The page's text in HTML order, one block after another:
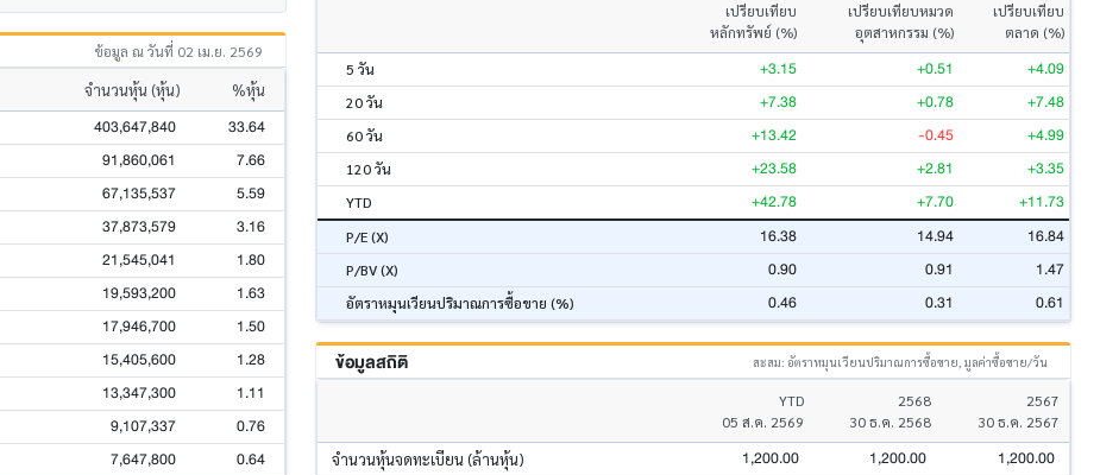
ข้อมูล ณ วันที่ 02 เม.ย. 2569
จำนวนหุ้น (หุ้น) %หุ้น
403,647,840 33.64
91,860,061 7.66
67,135,537 5.59
37,873,579 3.16
21,545,041 1.80
19,593,200 1.63
17,946,700 1.50
15,405,600 1.28
13,347,300 1.11
9,107,337 0.76
7,647,800 0.64
เปรียบเทียบ
หลักทรัพย์ (%)
เปรียบเทียบหมวด
อุตสาหกรรม (%)
เปรียบเทียบ
ตลาด (%)
5 วัน
+3.15 +0.51 +4.09
20 วัน +7.38 +0.78 +7.48
60 วัน +13.42 -0.45 +4.99
120 วัน +23.58 +2.81 +3.35
YTD +42.78 +7.70 +11.73
P/E (X) 16.38 14.94 16.84
P/BV (X) 0.90 0.91 1.47
อัตราหมุนเวียนปริมาณการซื้อขาย (%) 0.46 0.31 0.61
ข้อมูลสถิติ สะสม: อัตราหมุนเวียนปริมาณการซื้อขาย, มูลค่าซื้อขาย/วัน
YTD
05 ส.ค. 2569
2568
30 ธ.ค. 2568
2567
30 ธ.ค. 2567
จำนวนหุ้นจดทะเบียน (ล้านหุ้น) 1,200.00 1,200.00 1,200.00